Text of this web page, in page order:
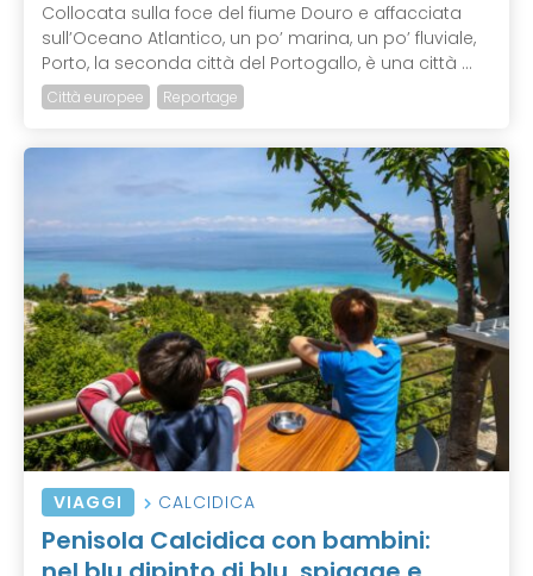
Collocata sulla foce del fiume Douro e affacciata
sull’Oceano Atlantico, un po’ marina, un po’ fluviale,
Porto, la seconda città del Portogallo, è una città ...
Città europee Reportage
VIAGGI CALCIDICA
Penisola Calcidica con bambini: